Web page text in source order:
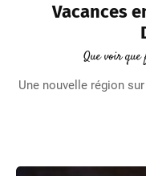
Vacances
Que voir
Une nouvelle région